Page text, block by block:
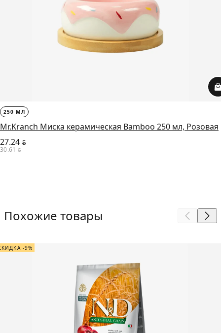
250 МЛ
Mr.Kranch Миска керамическая Bamboo 250 мл, Розовая
27.24 BYN
30.61 BYN
Похожие товары
-9%